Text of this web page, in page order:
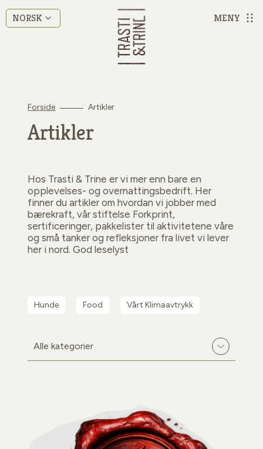
NORSK MENY
Forside Artikler
Artikler
Hos Trasti & Trine er vi mer enn bare en
opplevelses- og overnattingsbedrift. Her
finner du artikler om hvordan vi jobber med
bærekraft, vår stiftelse Forkprint,
sertificeringer, pakkelister til aktivitetene våre
og små tanker og refleksjoner fra livet vi lever
her i nord. God leselyst
Hunde Food Vårt Klimaavtrykk
Alle kategorier